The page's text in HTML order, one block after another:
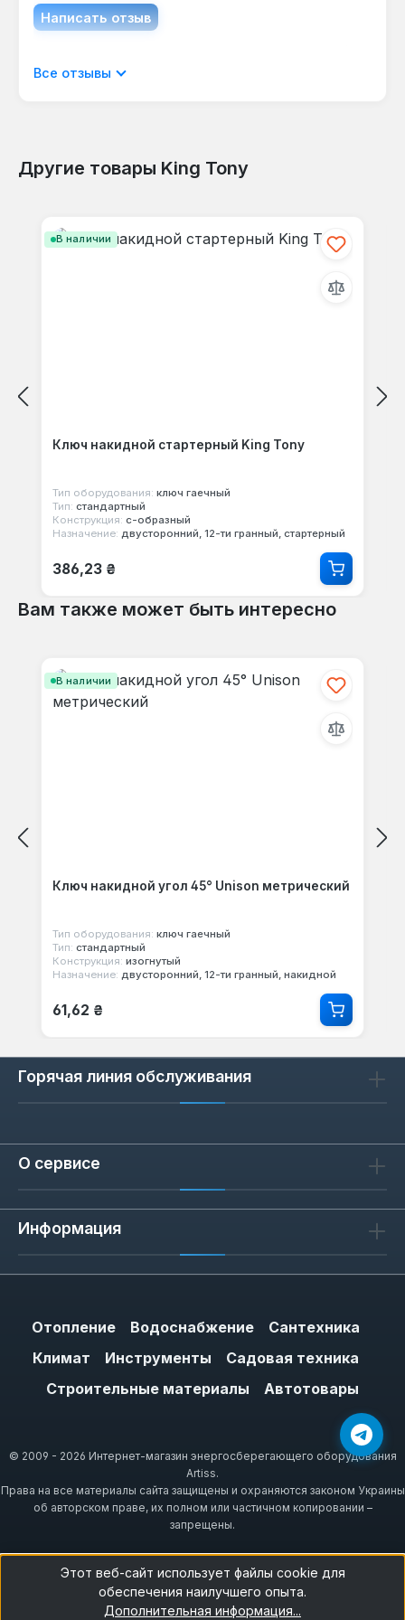
положения руки.
Написать отзыв
Отображать отзывы только на текущем
Все отзывы
Другие товары King Tony
В наличии
Ключ накидной стартерный King Tony
Тип оборудования: ключ гаечный
Тип: стандартный
Конструкция: с-образный
Назначение: двусторонний, 12-ти гранный, стартерный
Обычная цена:
386,23 ₴
Вам также может быть интересно
В наличии
Ключ накидной угол 45° Unison метрический
Тип оборудования: ключ гаечный
Тип: стандартный
Конструкция: изогнутый
Назначение: двусторонний, 12-ти гранный, накидной
Обычная цена:
61,62 ₴
Горячая линия обслуживания
О сервисе
Информация
Отопление Водоснабжение
Сантехника
Климат
Инструменты
Садовая техника
Строительные материалы
Автотовары
© 2009 - 2026 Интернет-магазин энергосберегающего оборудования
Artiss.
Права на все материалы сайта защищены и охраняются законом Украины
об авторском праве, их полном или частичном копировании –
запрещены.
Этот веб-сайт использует файлы cookie для
обеспечения наилучшего опыта.
Дополнительная информация...